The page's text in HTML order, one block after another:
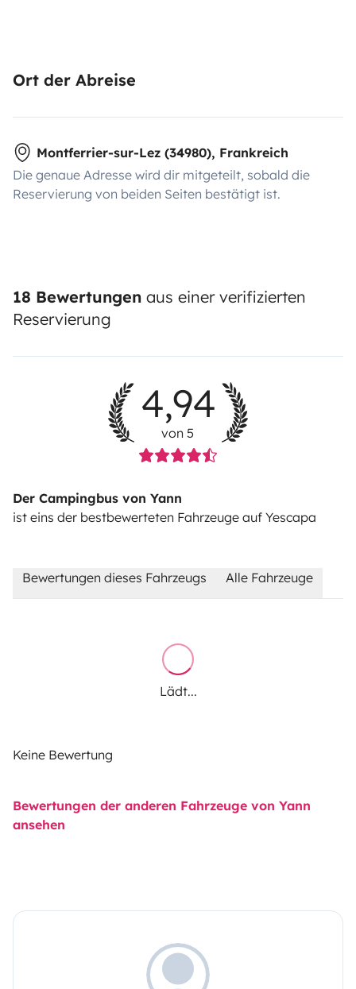
Ort der Abreise
Montferrier-sur-Lez (34980), Frankreich
Die genaue Adresse wird dir mitgeteilt, sobald die
Reservierung von beiden Seiten bestätigt ist.
18 Bewertungen aus einer verifizierten
Reservierung
4,94
von 5
Der Campingbus von Yann
ist eins der bestbewerteten Fahrzeuge auf Yescapa
Bewertungen dieses Fahrzeugs Alle Fahrzeuge
Lädt...
Keine Bewertung
Bewertungen der anderen Fahrzeuge von Yann
ansehen